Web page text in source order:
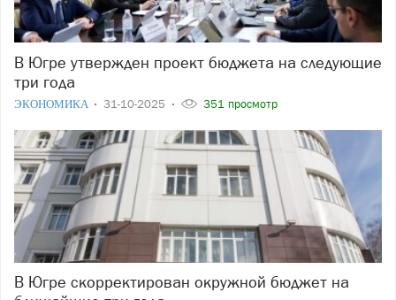
В Югре утвержден проект бюджета на следующие
три года
ЭКОНОМИКА 31-10-2025 351 просмотр
В Югре скорректирован окружной бюджет на